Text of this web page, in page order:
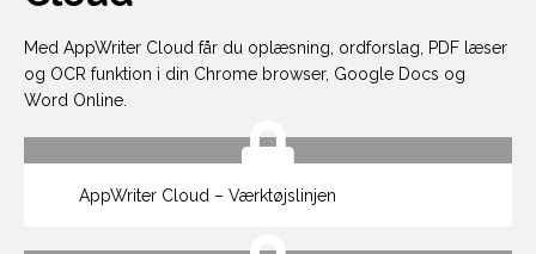
Med AppWriter Cloud får du oplæsning, ordforslag, PDF læser
og OCR funktion i din Chrome browser, Google Docs og
Word Online.
AppWriter Cloud – Værktøjslinjen